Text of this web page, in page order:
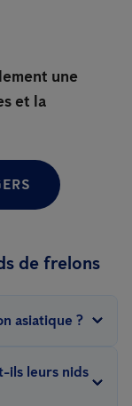
une
et la
de frelons
asiatique ?
composé de
ils leurs nids